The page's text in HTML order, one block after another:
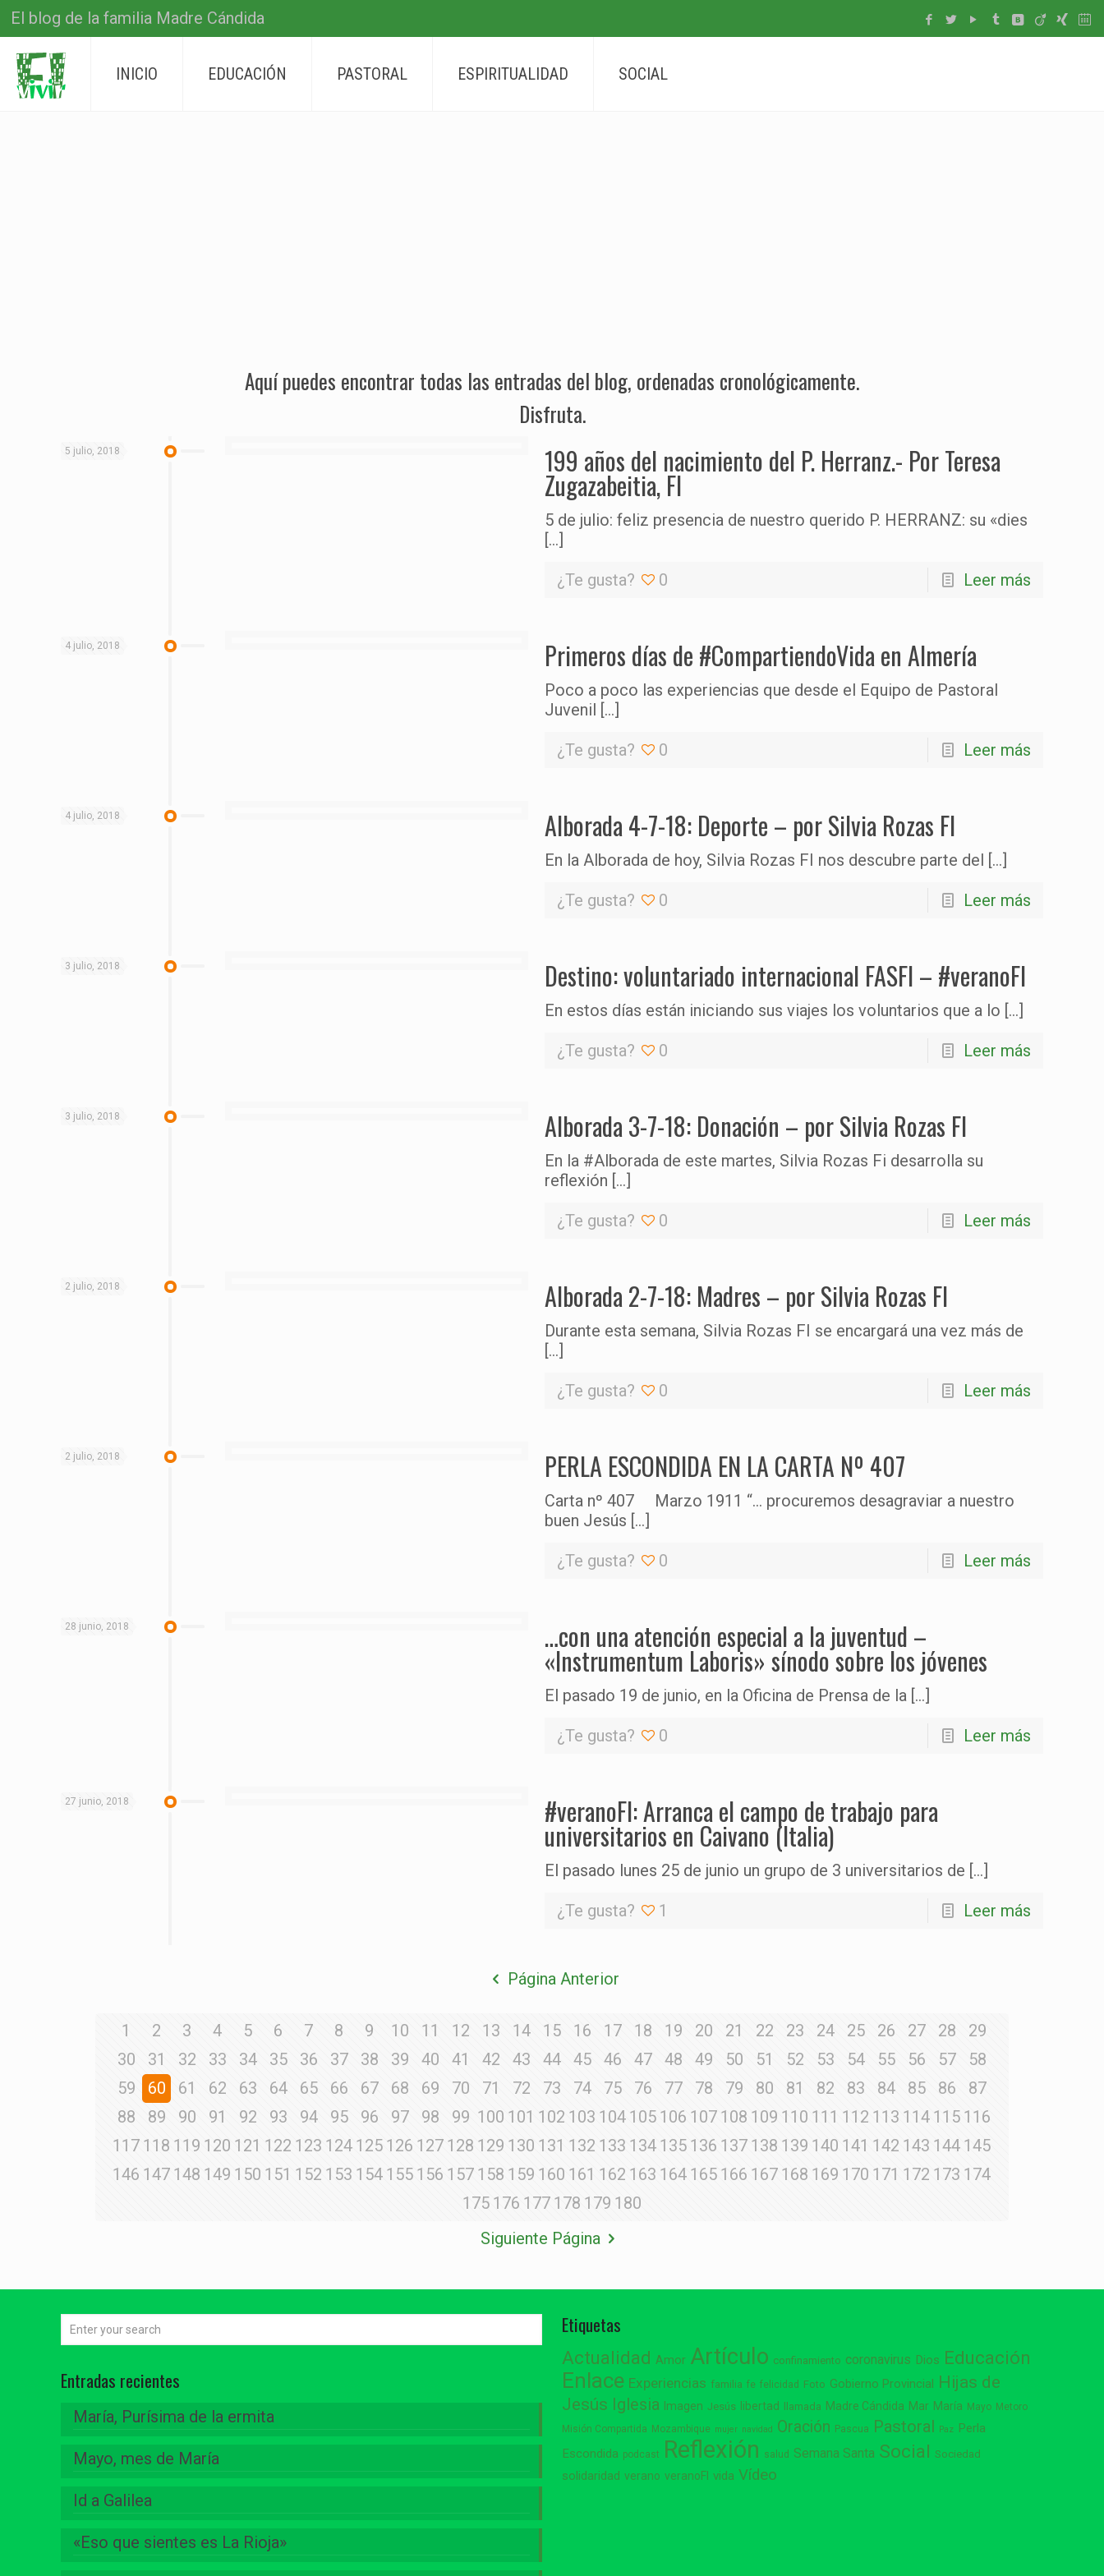
El blog de la familia Madre Cándida
INICIO EDUCACIÓN PASTORAL ESPIRITUALIDAD SOCIAL
Aquí puedes encontrar todas las entradas del blog, ordenadas cronológicamente.
Disfruta.
5 julio, 2018 199 años del nacimiento del P. Herranz.- Por Teresa
Zugazabeitia, FI
5 de julio: feliz presencia de nuestro querido P. HERRANZ: su «dies
[…]
¿Te gusta? 0 Leer más
4 julio, 2018 Primeros días de #CompartiendoVida en Almería
Poco a poco las experiencias que desde el Equipo de Pastoral
Juvenil […]
¿Te gusta? 0 Leer más
4 julio, 2018 Alborada 4-7-18: Deporte – por Silvia Rozas FI
En la Alborada de hoy, Silvia Rozas FI nos descubre parte del […]
¿Te gusta? 0 Leer más
3 julio, 2018 Destino: voluntariado internacional FASFI – #veranoFI
En estos días están iniciando sus viajes los voluntarios que a lo […]
¿Te gusta? 0 Leer más
3 julio, 2018 Alborada 3-7-18: Donación – por Silvia Rozas FI
En la #Alborada de este martes, Silvia Rozas Fi desarrolla su
reflexión […]
¿Te gusta? 0 Leer más
2 julio, 2018 Alborada 2-7-18: Madres – por Silvia Rozas FI
Durante esta semana, Silvia Rozas FI se encargará una vez más de
[…]
¿Te gusta? 0 Leer más
2 julio, 2018 PERLA ESCONDIDA EN LA CARTA Nº 407
Carta nº 407 Marzo 1911 “… procuremos desagraviar a nuestro
buen Jesús […]
¿Te gusta? 0 Leer más
28 junio, 2018 …con una atención especial a la juventud –
«Instrumentum Laboris» sínodo sobre los jóvenes
El pasado 19 de junio, en la Oficina de Prensa de la[…]
¿Te gusta? 0 Leer más
27 junio, 2018 #veranoFI: Arranca el campo de trabajo para
universitarios en Caivano (Italia)
El pasado lunes 25 de junio un grupo de 3 universitarios de […]
¿Te gusta? 1 Leer más
Página Anterior
1 2 3 4 5 6 7 8 9 10 11 12 13 14 15 16 17 18 19 20 21 22 23 24 25 26 27 28
29
30
31 32 33 34 35 36 37 38 39 40 41 42 43 44 45 46 47 48 49 50 51 52 53 54 55 56 57
58
59
60 61 62 63 64 65 66 67 68 69 70 71 72 73 74 75 76 77 78 79 80 81 82 83 84 85 86
87
88
89 90 91 92 93 94 95 96 97 98 99 100 101 102 103 104 105 106 107 108 109 110 111 112 113 114 115 116
117 118 119 120 121 122 123 124 125 126 127 128 129 130 131 132 133 134 135 136 137 138 139 140 141 142 143 144 145
146 147 148 149 150 151 152 153 154 155 156 157 158 159 160 161 162 163 164 165 166 167 168 169 170 171 172 173 174
175 176 177 178 179 180
Siguiente Página
Entradas recientes
María, Purísima de la ermita
Mayo, mes de María
Id a Galilea
«Eso que sientes es La Rioja»
Etiquetas
Actualidad Amor Artículo confinamiento coronavirus Dios Educación
Enlace Experiencias familia fe felicidad Foto Gobierno Provincial
Hijas de
Jesús Iglesia Imagen Jesús libertad llamada Madre Cándida Mar María Mayo Metoro
Misión Compartida Mozambique mujer navidad Oración Pascua Pastoral Paz Perla
Escondida podcast Reflexión salud Semana Santa Social Sociedad
solidaridad verano veranoFI vida Vídeo